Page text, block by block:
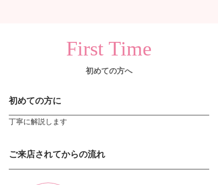
First Time
初めての方へ
初めての方に
丁寧に解説します
ご来店されてからの流れ